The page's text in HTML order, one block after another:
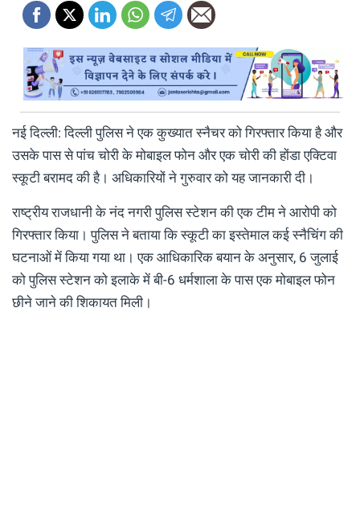
नई दिल्ली: दिल्ली पुलिस ने एक कुख्यात स्नैचर को गिरफ्तार किया है और
उसके पास से पांच चोरी के मोबाइल फोन और एक चोरी की होंडा एक्टिवा
स्कूटी बरामद की है। अधिकारियों ने गुरुवार को यह जानकारी दी।
राष्ट्रीय राजधानी के नंद नगरी पुलिस स्टेशन की एक टीम ने आरोपी को
गिरफ्तार किया। पुलिस ने बताया कि स्कूटी का इस्तेमाल कई स्नैचिंग की
घटनाओं में किया गया था। एक आधिकारिक बयान के अनुसार, 6 जुलाई
को पुलिस स्टेशन को इलाके में बी-6 धर्मशाला के पास एक मोबाइल फोन
छीने जाने की शिकायत मिली।